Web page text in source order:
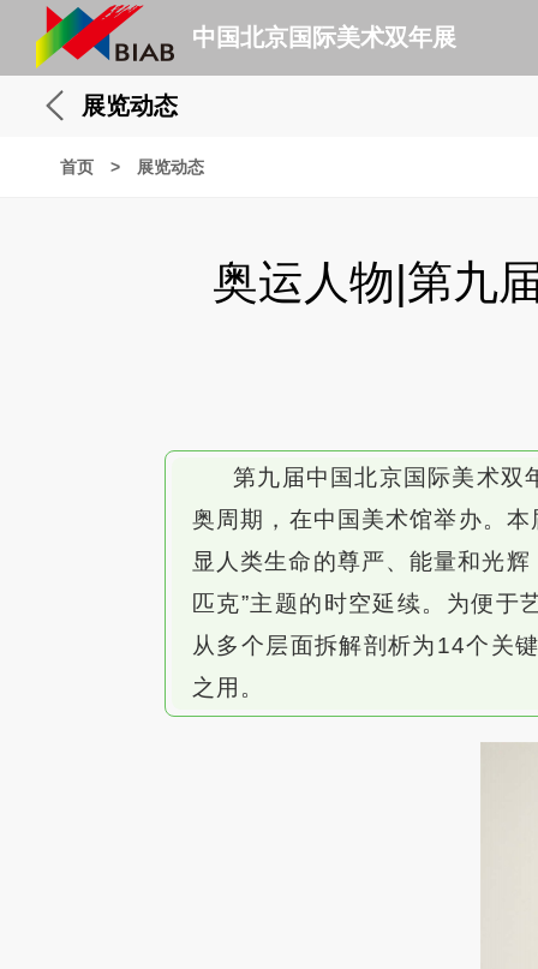
中国北京国际美术双年展
展览动态
首页 > 展览动态
奥运人物|第九
第九届中国北京国际美术双
奥周期，在中国美术馆举办。
显人类生命的尊严、能量和光
匹克”主题的时空延续。为便于
从多个层面拆解剖析为14个关
之用。